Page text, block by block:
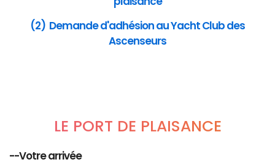
(2) Demande d'adhésion au Yacht Club des
Ascenseurs
LE PORT DE PLAISANCE
--Votre arrivée